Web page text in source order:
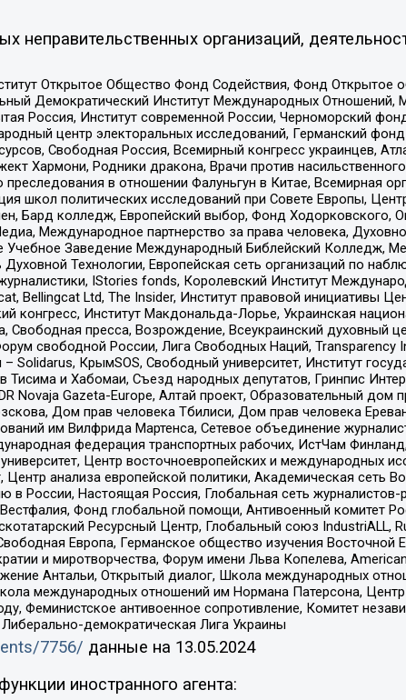
неправительственных организаций,
Открытое Общество Фонд Содействия, Фонд Открытое
Демократический Институт Международных Отношений,
Россия, Институт современной России, Черноморский
центр электоральных исследований, Германский
Свободная Россия, Всемирный конгресс украинцев,
Хармони, Родники дракона, Врачи против
в отношении Фалуньгун в Китае, Всемирная
школ политических исследований при Совете Европы,
Бард колледж, Европейский выбор, Фонд
Международное партнерство за права человека,
Учебное Заведение Международный Библейский Колледж,
Технологии, Европейская сеть организаций по
IStories fonds, Королевский Институт
Bellingcat Ltd, The Insider, Институт правовой инициативы
конгресс, Институт Макдональда-Лорье, Украинская
пресса, Возрождение, Всеукраинский духовный
свободной России, Лига Свободных Наций,
КрымSOS, Свободный университет, Институт
и Хабомаи, Съезд народных депутатов, Гринпис
Novaja Gazeta-Europe, Алтай проект, Образовательный
Дом прав человека Тбилиси, Дом прав человека
им Вилфрида Мартенса, Сетевое объединение
федерация транспортных рабочих, ИстЧам
Центр восточноевропейских и международных
анализа европейской политики, Академическая сеть
России, Настоящая Россия, Глобальная сеть
Фонд глобальной помощи, Антивоенный комитет
Ресурсный Центр, Глобальный союз IndustriALL,
Европа, Германское общество изучения
и миротворчества, Форум имени Льва Копелева,
Антальи, Открытый диалог, Школа международных
международных отношений им Нормана Патерсона,
Феминистское антивоенное сопротивление, Комитет
демократическая Лига Украины
7756/ данные на 13.05.2024
иностранного агента: